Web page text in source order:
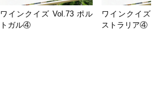
ワインクイズ Vol.73 ポル
トガル④
ワインクイズ
ストラリア④